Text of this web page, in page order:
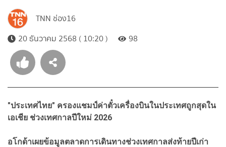
TNN ช่อง16
20 ธันวาคม 2568 ( 10:20 )
98
"ประเทศไทย" ครองแชมป์ค่าตั๋วเครื่องบินในประเทศถูกสุดใน
เอเชีย ช่วงเทศกาลปีใหม่ 2026
อโกด้าเผยข้อมูลตลาดการเดินทางช่วงเทศกาลส่งท้ายปีเก่า